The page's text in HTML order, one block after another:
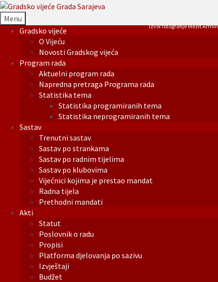
Menu
Gradsko vijeće
O Vijeću
Novosti Gradskog vijeća
Program rada
Aktuelni program rada
Napredna pretraga Programa rada
Statistika tema
Statistika programiranih tema
Statistika neprogramiranih tema
Sastav
Trenutni sastav
Sastav po strankama
Sastav po radnim tijelima
Sastav po klubovima
Vijećnici kojima je prestao mandat
Radna tijela
Prethodni mandati
Akti
Statut
Poslovnik o radu
Propisi
Platforma djelovanja po sazivu
Izvještaji
Budžet
Izvor fotografije Mezit Armin